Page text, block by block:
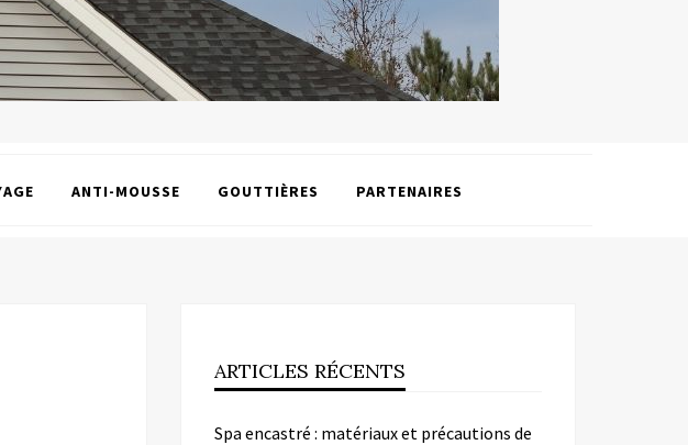
ANTI-MOUSSE GOUTTIÈRES PARTENAIRES
ARTICLES RÉCENTS
Spa encastré : matériaux et précautions de